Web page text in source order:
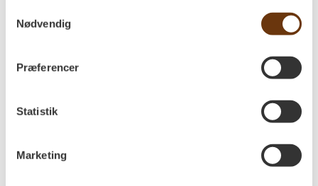
Nødvendig
Præferencer
Statistik
Marketing